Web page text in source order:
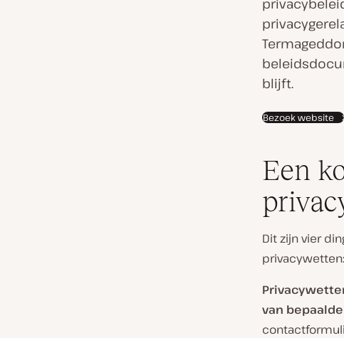
blijft.
Bezoek website
Een
Dit zijn vier
privacywetten:
van